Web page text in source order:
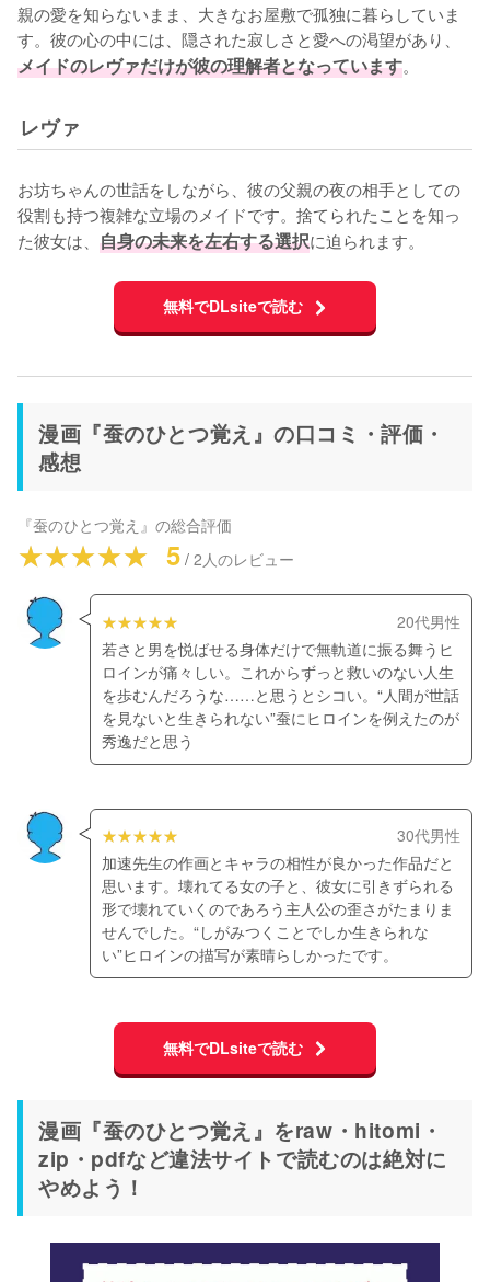
親の愛を知らないまま、大きなお屋敷で孤独に暮らしていま
す。彼の心の中には、隠された寂しさと愛への渇望があり、
メイドのレヴァだけが彼の理解者となっています。
レヴァ
お坊ちゃんの世話をしながら、彼の父親の夜の相手としての
役割も持つ複雑な立場のメイドです。捨てられたことを知っ
た彼女は、 自身の未来を左右する選択に迫られます。
無料でDLsiteで読む
漫画『蚕のひとつ覚え』の口コミ・評価・
感想
『蚕のひとつ覚え』 の総合評価
5 / 2人のレビュー
20代男性
若さと男を悦ばせる身体だけで無軌道に振る舞うヒ
ロインが痛々しい。これからずっと救いのない人生
を歩むんだろうな……と思うとシコい。“人間が世話
を見ないと生きられない”蚕にヒロインを例えたのが
秀逸だと思う
30代男性
加速先生の作画とキャラの相性が良かった作品だと
思います。壊れてる女の子と、彼女に引きずられる
形で壊れていくのであろう主人公の歪さがたまりま
せんでした。“しがみつくことでしか生きられな
い”ヒロインの描写が素晴らしかったです。
無料でDLsiteで読む
漫画『蚕のひとつ覚え』をraw・hitomi・
zip・pdfなど違法サイトで読むのは絶対に
やめよう！